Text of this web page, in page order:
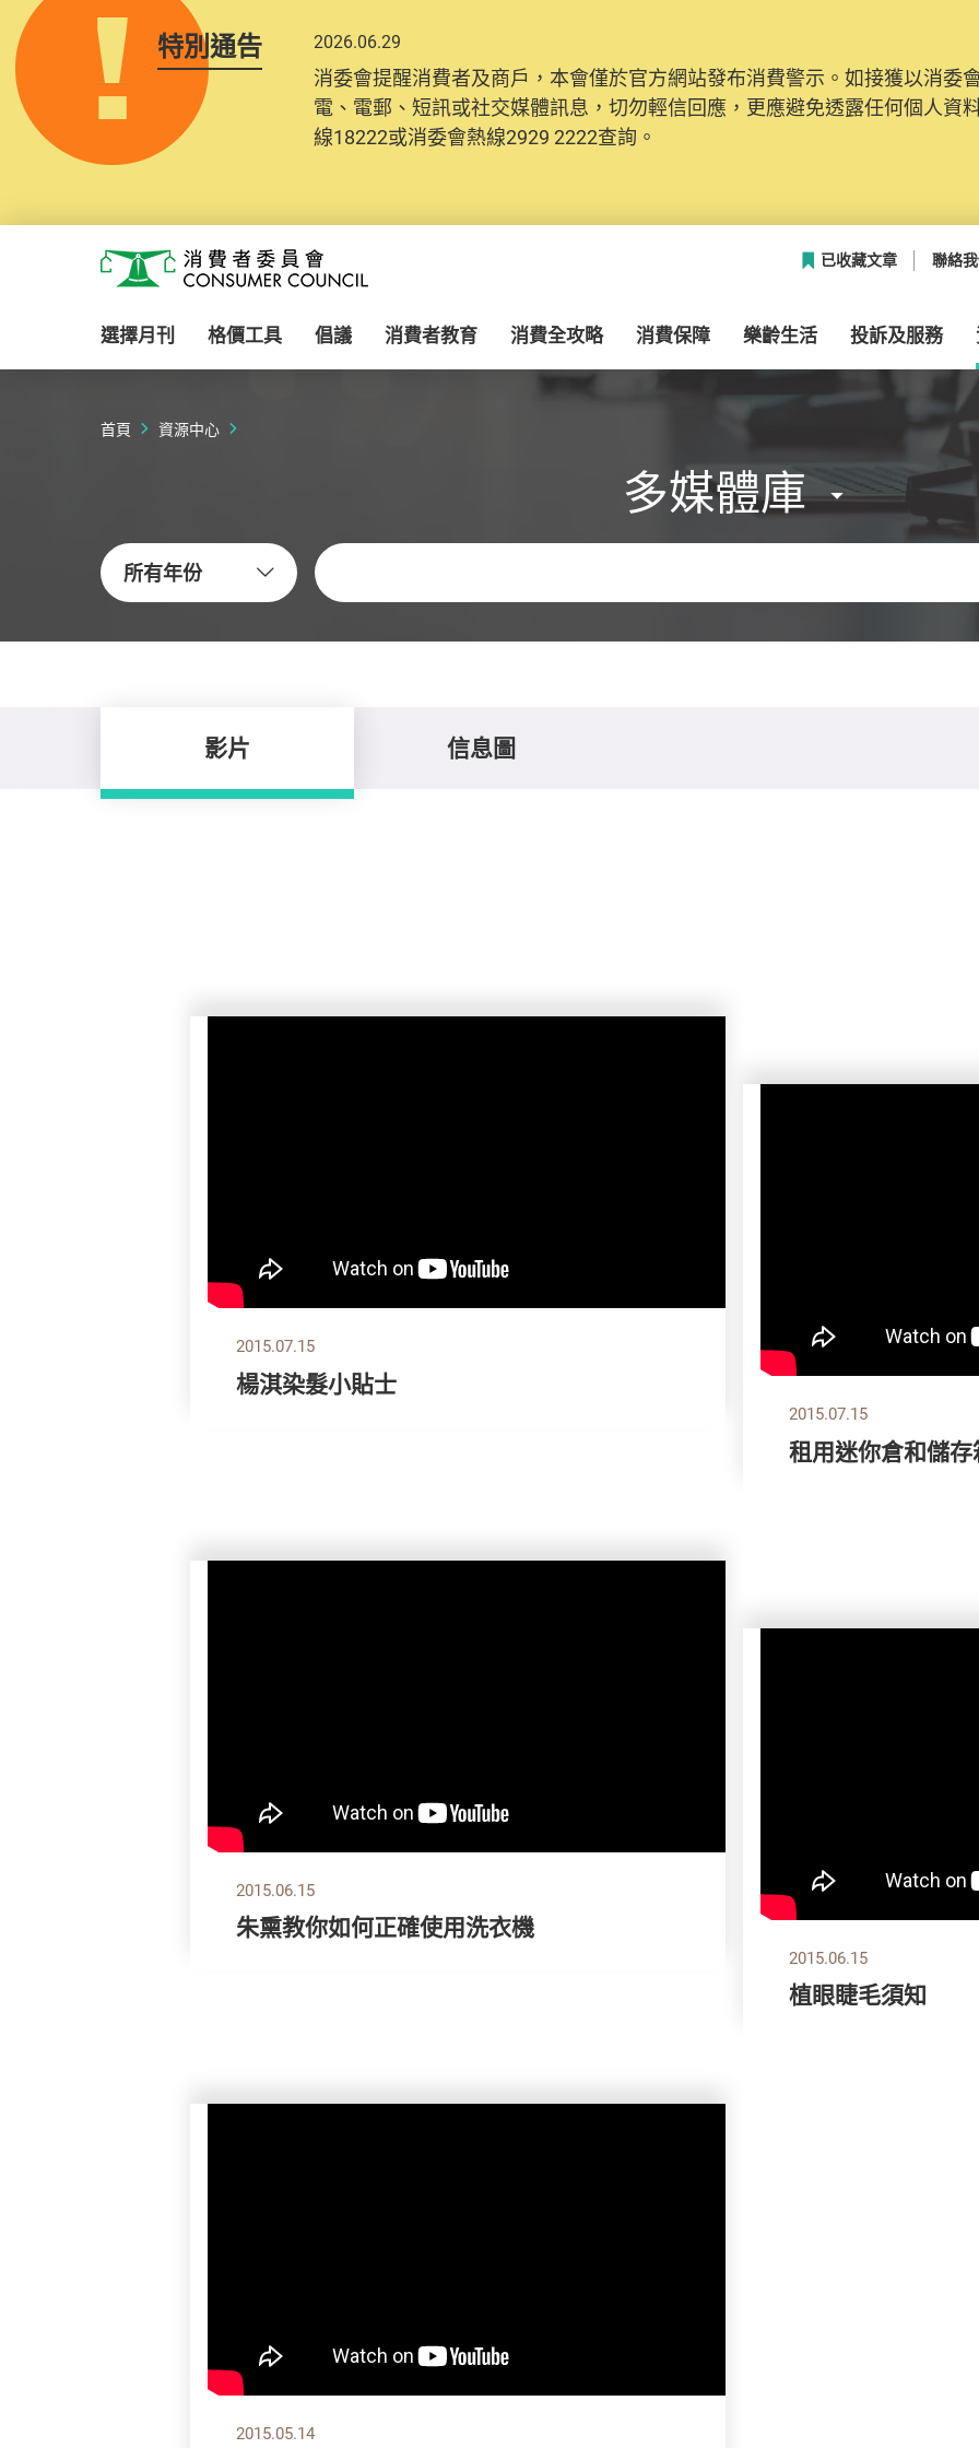
特別通告 2026.06.29
消委會提醒消費者及商戶，本會僅於官方網站發布消費警示。如接獲以消委
電、電郵、短訊或社交媒體訊息，切勿輕信回應，更應避免透露任何個人資
線18222或消委會熱線2929 2222查詢。
消費者委員會
已收藏文章 聯絡
選擇月刊 格價工具 倡議 消費者教育 消費全攻略 消費保障 樂齡生活 投訴及服務
首頁 資源中心
多媒體庫
所有年份
關鍵字
影片 信息圖
2015.07.15
楊淇染髮小貼士
2015.07.15
租用迷你倉和儲
2015.06.15
朱熏教你如何正確使用洗衣機
2015.06.15
植眼睫毛須知
2015.05.14